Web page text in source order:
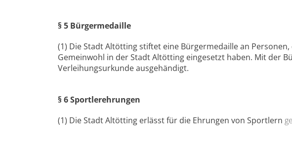
§ 5 Bürgermedaille
(1) Die Stadt Altötting stiftet eine Bürgermedaille an
Gemeinwohl in der Stadt Altötting eingesetzt haben. Mit der
Verleihungsurkunde ausgehändigt.
§ 6 Sportlerehrungen
(1) Die Stadt Altötting erlässt für die Ehrungen von Sportlern